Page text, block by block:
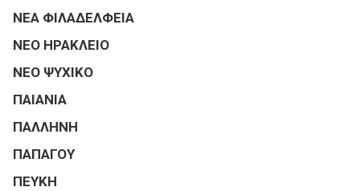
ΝΕΑ ΦΙΛΑΔΕΛΦΕΙΑ
ΝΕΟ ΗΡΑΚΛΕΙΟ
ΝΕΟ ΨΥΧΙΚΟ
ΠΑΙΑΝΙΑ
ΠΑΛΛΗΝΗ
ΠΑΠΑΓΟΥ
ΠΕΥΚΗ